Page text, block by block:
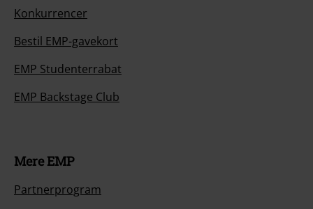
Konkurrencer
Bestil EMP-gavekort
EMP Studenterrabat
EMP Backstage Club
Mere EMP
Partnerprogram